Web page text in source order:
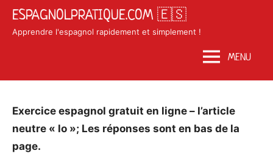
SkipESPAGNOLPRATIQUE.COM 🇪🇸
Apprendre l'espagnol rapidement et simplement !
MENU
Posted
on
12,
by
Matosan3142020
in
Exercices
Exercice espagnol gratuit en ligne – l’article
neutre « lo »; Les réponses sont en bas de la
page.